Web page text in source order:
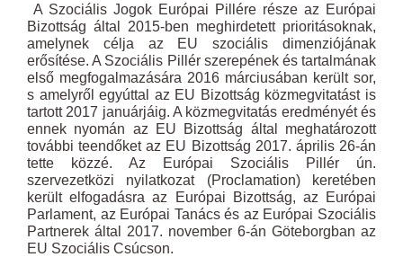
A Szociális Jogok Európai Pillére része az Európai
Bizottság által 2015-ben meghirdetett prioritásoknak,
amelynek célja az EU szociális dimenziójának
erősítése. A Szociális Pillér szerepének és tartalmának
első megfogalmazására 2016 márciusában került sor,
s amelyről egyúttal az EU Bizottság közmegvitatást is
tartott 2017 januárjáig. A közmegvitatás eredményét és
ennek nyomán az EU Bizottság által meghatározott
további teendőket az EU Bizottság 2017. április 26-án
tette közzé. Az Európai Szociális Pillér ún.
szervezetközi nyilatkozat (Proclamation) keretében
került elfogadásra az Európai Bizottság, az Európai
Parlament, az Európai Tanács és az Európai Szociális
Partnerek által 2017. november 6-án Göteborgban az
EU Szociális Csúcson.